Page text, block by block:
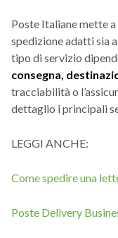
Poste Italiane mette
spedizione adatti sia
tipo di servizio
consegna,
tracciabilità o
dettaglio i principali
LEGGI ANCHE:
Come spedire una
Poste Delivery